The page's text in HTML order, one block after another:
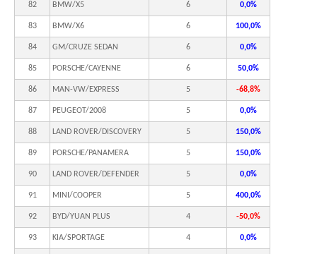
82 BMW/X5 6 0,0%
83 BMW/X6 6 100,0%
84 GM/CRUZE SEDAN 6 0,0%
85 PORSCHE/CAYENNE 6 50,0%
86 MAN-VW/EXPRESS 5 -68,8%
87 PEUGEOT/2008 5 0,0%
88 LAND ROVER/DISCOVERY 5 150,0%
89 PORSCHE/PANAMERA 5 150,0%
90 LAND ROVER/DEFENDER 5 0,0%
91 MINI/COOPER 5 400,0%
92 BYD/YUAN PLUS 4 -50,0%
93 KIA/SPORTAGE 4 0,0%